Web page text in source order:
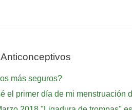
más seguros?
el primer día de mi menstruación